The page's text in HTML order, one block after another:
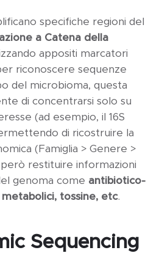
specifiche regioni del
a Catena della
appositi marcatori
riconoscere sequenze
del microbioma, questa
di concentrarsi solo su
(ad esempio, il 16S
di ricostruire la
(Famiglia > Genere >
restituire informazioni
genoma come antibiotico-
tossine, etc.
Sequencing